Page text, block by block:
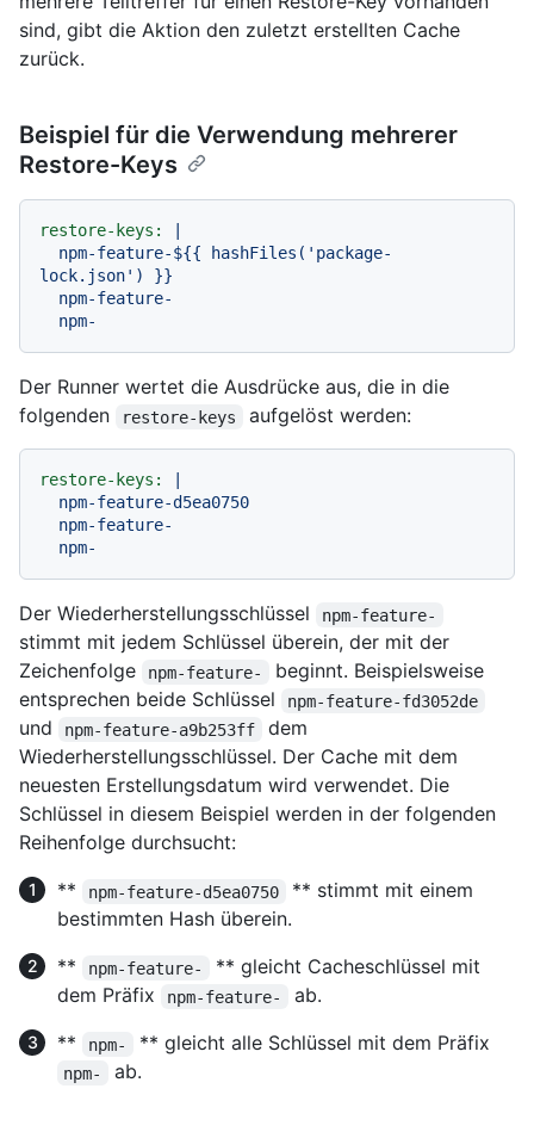
sind, gibt die Aktion den zuletzt erstellten Cache
zurück.
Beispiel für die Verwendung mehrerer
Restore-Keys
restore-keys:
lock.json') }}
Der Runner wertet die Ausdrücke aus, die in die
folgenden
restore-keys aufgelöst werden:
restore-keys:
Der Wiederherstellungsschlüssel npm-feature-
stimmt mit jedem Schlüssel überein, der mit der
Zeichenfolge
npm-feature-
beginnt. Beispielsweise
entsprechen beide Schlüssel
npm-feature-fd3052de
und npm-feature-a9b253ff
dem
Wiederherstellungsschlüssel. Der Cache mit dem
neuesten Erstellungsdatum wird verwendet. Die
Schlüssel in diesem Beispiel werden in der folgenden
Reihenfolge durchsucht:
**
npm-feature-d5ea0750
** stimmt mit einem
bestimmten Hash überein.
**
npm-feature-
** gleicht Cacheschlüssel mit
dem Präfix
npm-feature-
ab.
**
npm- ** gleicht alle Schlüssel mit dem Präfix
npm- ab.